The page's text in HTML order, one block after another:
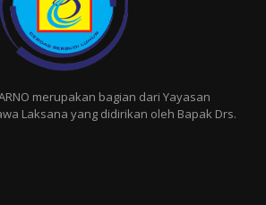
merupakan bagian dari Yayasan
Laksana yang didirikan oleh Bapak Drs.